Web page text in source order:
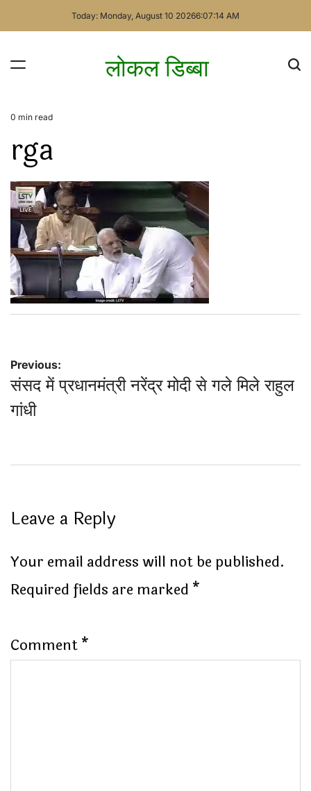
Today: Monday, August 10 20266:07:14 AM
लोकल डिब्बा
Estimated
time
0 min read
rga
Post
navigation
Previous:
संसद में प्रधानमंत्री नरेंद्र मोदी से गले मिले राहुल
गांधी
Leave a Reply
Your email address will not be published.
Required fields are marked *
Comment*